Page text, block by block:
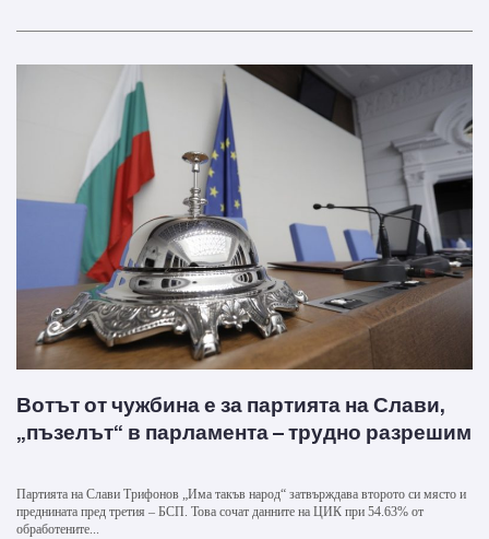
Вотът от чужбина е за партията на Слави,
„пъзелът“ в парламента – трудно разрешим
Партията на Слави Трифонов „Има такъв народ“ затвърждава второто си място и
преднината пред третия – БСП. Това сочат данните на ЦИК при 54.63% от
обработените...